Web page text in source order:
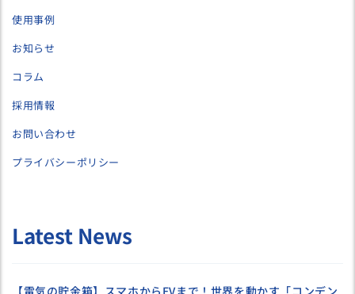
使用事例
お知らせ
コラム
採用情報
お問い合わせ
プライバシーポリシー
Latest News